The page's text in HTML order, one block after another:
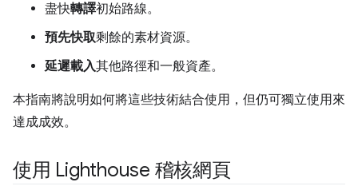
盡快轉譯初始路線。
預先快取剩餘的素材資源。
延遲載入其他路徑和一般資產。
本指南將說明如何將這些技術結合使用，但仍可獨立使用來
達成成效。
使用 Lighthouse 稽核網頁